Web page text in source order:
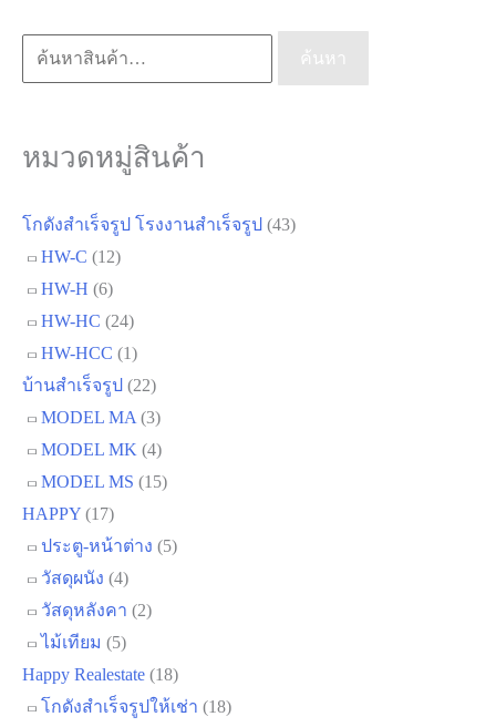
ค้นหา:
ค้นหา
หมวดหมู่สินค้า
โกดังสำเร็จรูป โรงงานสำเร็จรูป (43)
HW-C (12)
HW-H (6)
HW-HC (24)
HW-HCC (1)
บ้านสำเร็จรูป (22)
MODEL MA (3)
MODEL MK (4)
MODEL MS (15)
HAPPY (17)
ประตู-หน้าต่าง (5)
วัสดุผนัง (4)
วัสดุหลังคา (2)
ไม้เทียม (5)
Happy Realestate (18)
โกดังสำเร็จรูปให้เช่า (18)